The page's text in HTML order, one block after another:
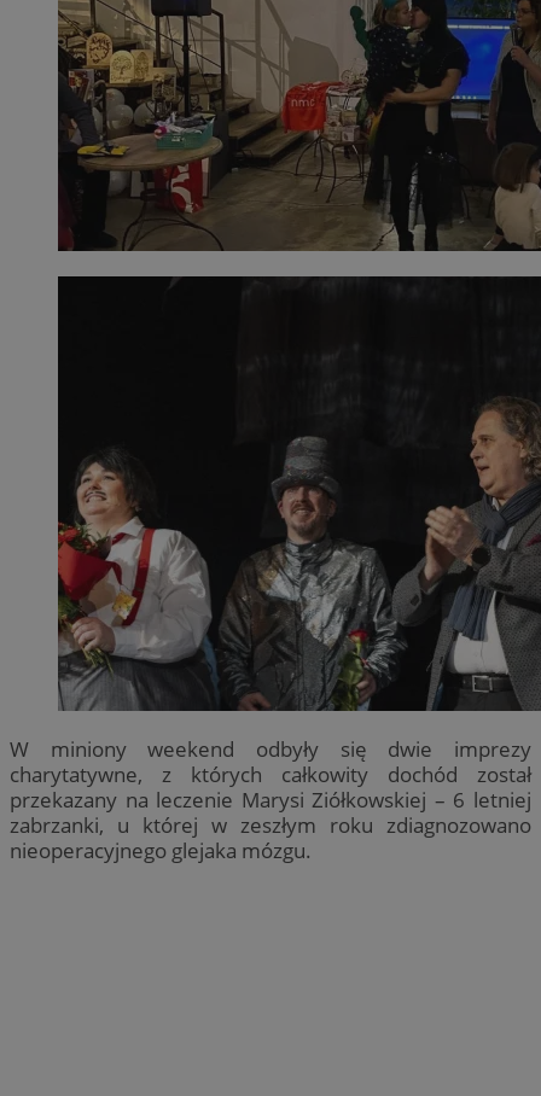
W miniony weekend odbyły się dwie imprezy
charytatywne, z których całkowity dochód został
przekazany na leczenie Marysi Ziółkowskiej – 6 letniej
zabrzanki, u której w zeszłym roku zdiagnozowano
nieoperacyjnego glejaka mózgu.